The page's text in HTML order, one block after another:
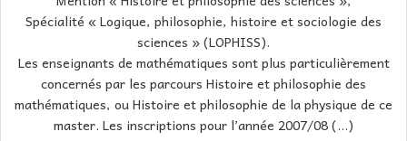
Spécialité « Logique, philosophie, histoire et sociologie des
sciences » (LOPHISS).
Les enseignants de mathématiques sont plus particulièrement
concernés par les parcours Histoire et philosophie des
mathématiques, ou Histoire et philosophie de la physique de ce
master. Les inscriptions pour l’année 2007/08 (…)